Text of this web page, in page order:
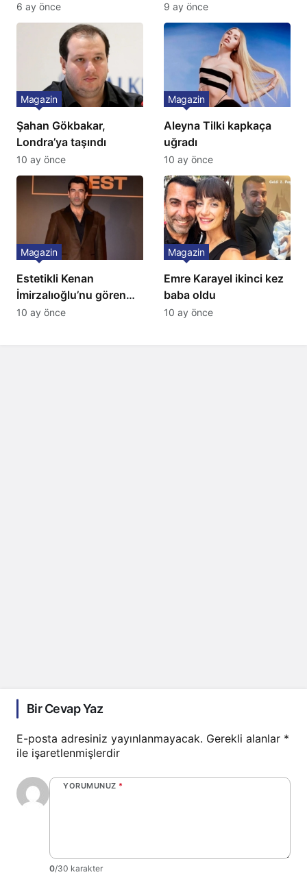
Yok, Tuvalet Yok!”
Çağla Şikel’den Şok
6 ay önce
Türkiye’de bir ilk:
Gözünü 2 ilçeye dikti!
9 ay önce
Şahan Gökbakar,
Londra’ya taşındı
Magazin
10 ay önce
Aleyna Tilki kapkaça
uğradı
Magazin
10 ay önce
Estetikli Kenan
İmirzalıoğlu’nu gören
tanıyamıyor: Son hali
Magazin
10 ay önce
Emre Karayel ikinci kez
baba oldu
Magazin
10 ay önce
Bir Cevap Yaz
E-posta adresiniz yayınlanmayacak. Gerekli alanlar *
ile işaretlenmişlerdir
YORUMUNUZ *
0/30 karakter